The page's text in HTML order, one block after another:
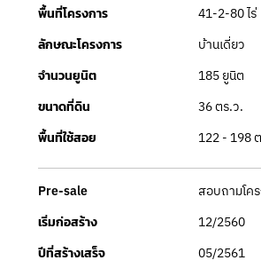
พื้นที่โครงการ 41-2-80 ไร่
ลักษณะโครงการ บ้านเดี่ยว
จำนวนยูนิต 185 ยูนิต
ขนาดที่ดิน 36 ตร.ว.
พื้นที่ใช้สอย 122 - 198
Pre-sale สอบถามโค
เริ่มก่อสร้าง 12/2560
ปีที่สร้างเสร็จ 05/2561